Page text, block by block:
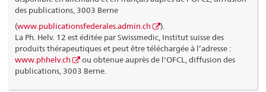
des publications, 3003 Berne
(www.publicationsfederales.admin.ch
).
La Ph. Helv. 12 est éditée par Swissmedic, Institut suisse des
produits thérapeutiques et peut être téléchargée à l’adresse :
www.phhelv.ch
ou obtenue auprès de l'OFCL, diffusion des
publications, 3003 Berne.